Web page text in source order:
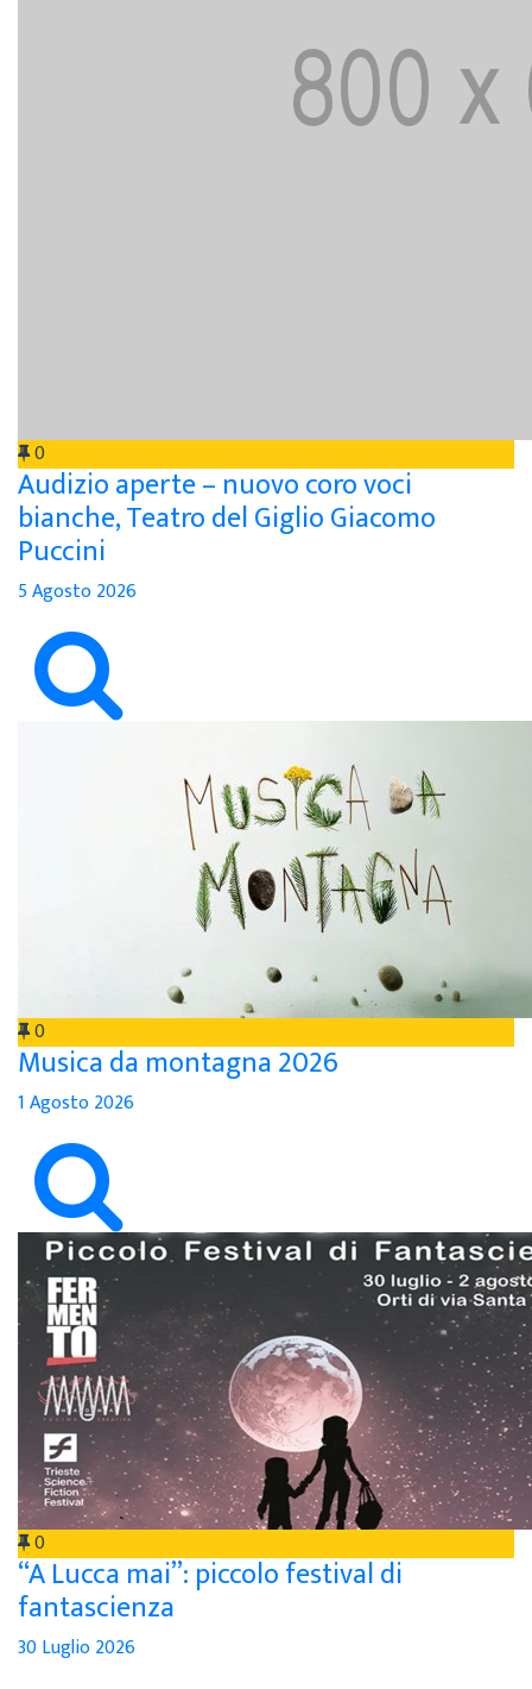
0
Audizio aperte – nuovo coro voci
bianche, Teatro del Giglio Giacomo
Puccini
5 Agosto 2026
0
Musica da montagna 2026
1 Agosto 2026
0
“A Lucca mai”: piccolo festival di
fantascienza
30 Luglio 2026